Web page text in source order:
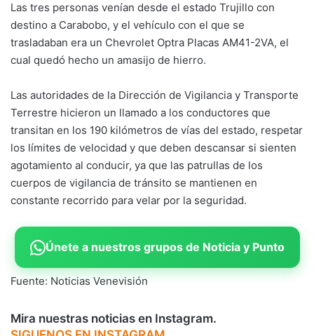
Las tres personas venían desde el estado Trujillo con
destino a Carabobo, y el vehículo con el que se
trasladaban era un Chevrolet Optra Placas AM41-2VA, el
cual quedó hecho un amasijo de hierro.
Las autoridades de la Dirección de Vigilancia y Transporte
Terrestre hicieron un llamado a los conductores que
transitan en los 190 kilómetros de vías del estado, respetar
los límites de velocidad y que deben descansar si sienten
agotamiento al conducir, ya que las patrullas de los
cuerpos de vigilancia de tránsito se mantienen en
constante recorrido para velar por la seguridad.
Únete a nuestros grupos de Noticia y Punto
Fuente: Noticias Venevisión
Mira nuestras noticias en Instagram.